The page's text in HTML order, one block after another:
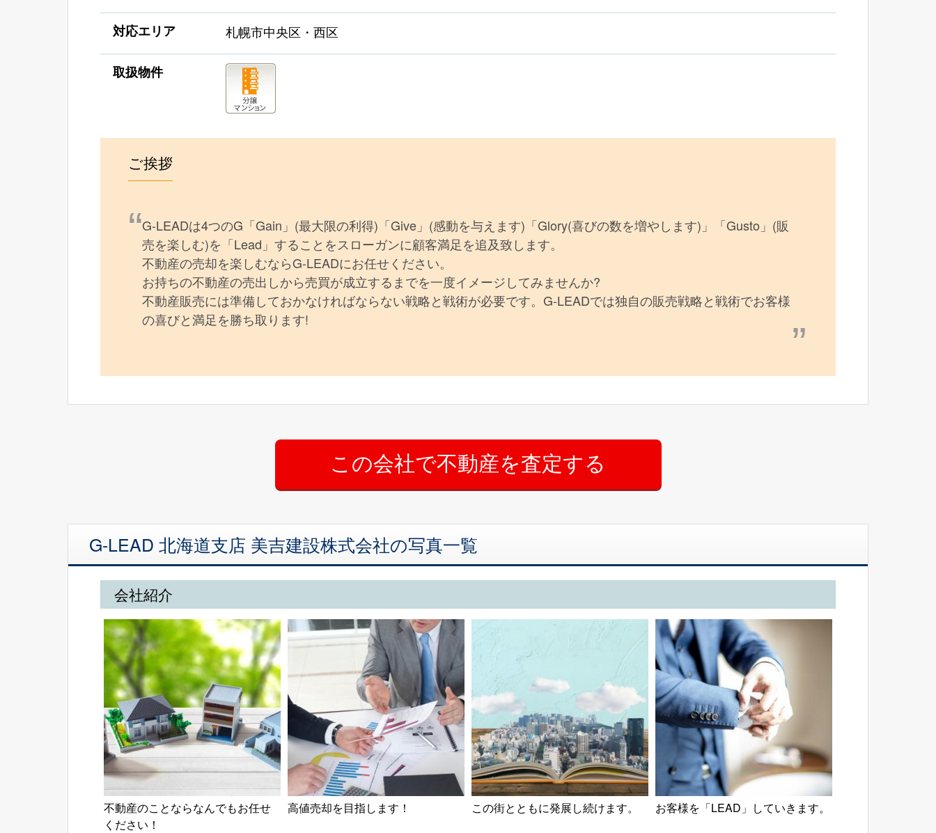
対応エリア 札幌市中央区・西区
取扱物件
ご挨拶
G-LEADは4つのG「Gain」(最大限の利得)「Give」(感動を与えます)「Glory(喜びの数を増やします)」「Gusto」(販
売を楽しむ)を「Lead」することをスローガンに顧客満足を追及致します。
不動産の売却を楽しむならG-LEADにお任せください。
お持ちの不動産の売出しから売買が成立するまでを一度イメージしてみませんか?
不動産販売には準備しておかなければならない戦略と戦術が必要です。G-LEADでは独自の販売戦略と戦術でお客様
の喜びと満足を勝ち取ります!
G-LEAD 北海道支店 美吉建設株式会社の写真一覧
会社紹介
不動産のことならなんでもお任せ
ください！
高値売却を目指します！ この街とともに発展し続けます。 お客様を「LEAD」していきます。